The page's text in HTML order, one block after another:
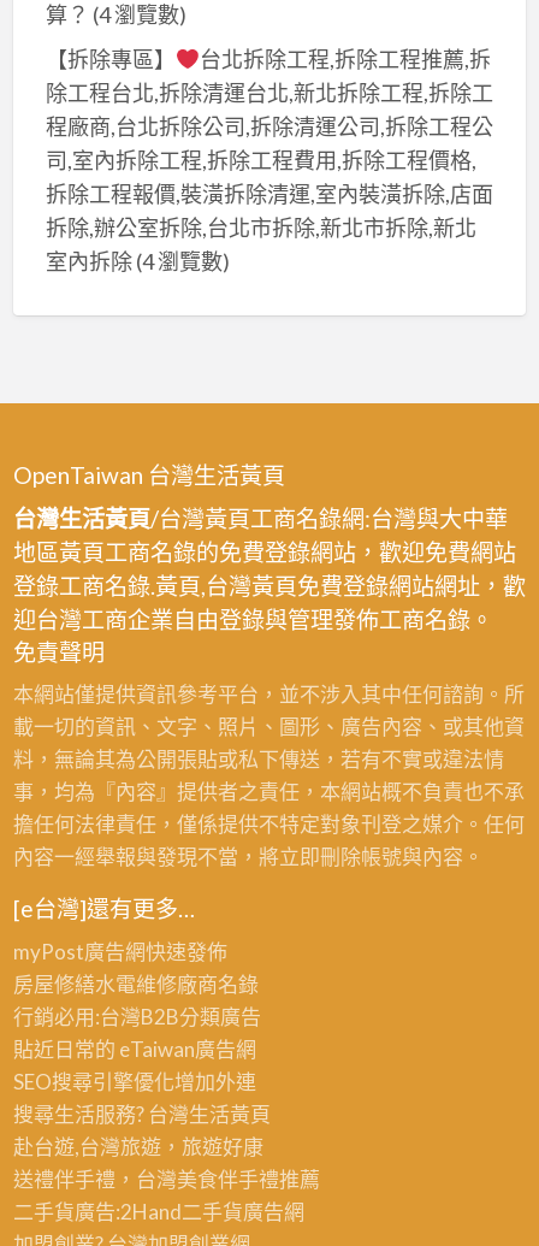
算？​ (4 瀏覽數)
【拆除專區】
台北拆除工程,拆除工程推薦,拆
除工程台北,拆除清運台北,新北拆除工程,拆除工
程廠商,台北拆除公司,拆除清運公司,拆除工程公
司,室內拆除工程,拆除工程費用,拆除工程價格,
拆除工程報價,裝潢拆除清運,室內裝潢拆除,店面
拆除,辦公室拆除,台北市拆除,新北市拆除,新北
室內拆除(4 瀏覽數)
OpenTaiwan 台灣生活黃頁
台灣生活黃頁/台灣黃頁工商名錄網:台灣與大中華
地區黃頁工商名錄的免費登錄網站，歡迎免費網站
登錄工商名錄.黃頁,台灣黃頁免費登錄網站網址，歡
迎台灣工商企業自由登錄與管理發佈工商名錄。
免責聲明
本網站僅提供資訊參考平台，並不涉入其中任何諮詢。所
載一切的資訊、文字、照片、圖形、廣告內容、或其他資
料，無論其為公開張貼或私下傳送，若有不實或違法情
事，均為『內容』提供者之責任，本網站概不負責也不承
擔任何法律責任，僅係提供不特定對象刊登之媒介。任何
內容一經舉報與發現不當，將立即刪除帳號與內容。
[e台灣]還有更多…
myPost廣告網快速發佈
房屋修繕水電維修廠商名錄
行銷必用:台灣B2B分類廣告
貼近日常的 eTaiwan廣告網
SEO搜尋引擎優化增加外連
搜尋生活服務? 台灣生活黃頁
赴台遊,台灣旅遊，旅遊好康
送禮伴手禮，台灣美食伴手禮推薦
二手貨廣告:2Hand二手貨廣告網